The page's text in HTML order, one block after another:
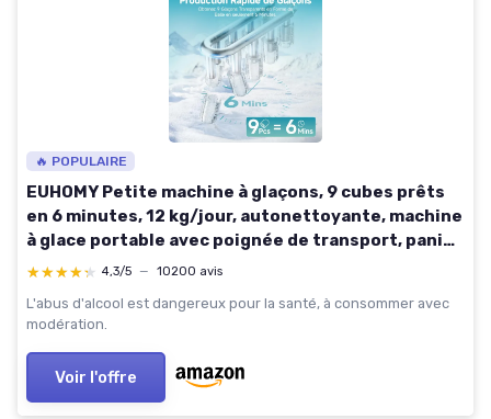
🔥 POPULAIRE
EUHOMY Petite machine à glaçons, 9 cubes prêts
en 6 minutes, 12 kg/jour, autonettoyante, machine
à glace portable avec poignée de transport, panier
et pelle, 2 tailles de glaçons pour la maison
★★★★★
★★★★★ 4,3/5 — 10200 avis
L'abus d'alcool est dangereux pour la santé, à consommer avec
modération.
Voir l'offre